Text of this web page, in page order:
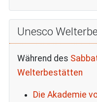
Unesco Welterbe
Während des
Welterbestätten
Die Akademie